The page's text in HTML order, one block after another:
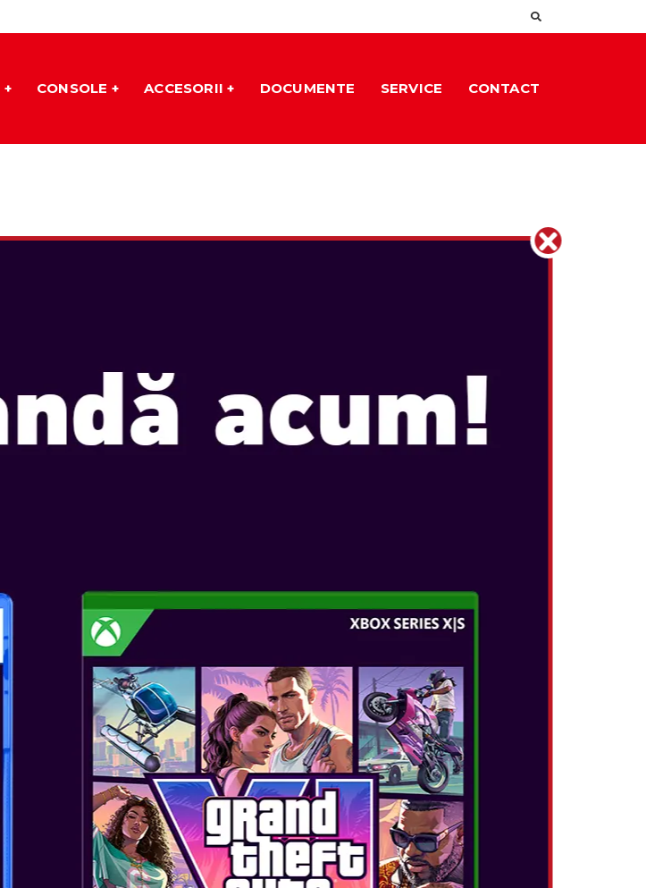
CONSOLE ACCESORII DOCUMENTE SERVICE CONTACT
MARIO PARTY PENTRU O SĂRBĂTOARE
A PESTE 110 MINI-JOCURI!
Pregătește-te pentru cea mai mare petrecere în Super Mario Party Jamboree
pentru Nintendo Switch. Alergați prin locurile de joacă și jucați mini-golf care
detectează mișcarea în această sărbătoare plină de jocuri - peste 110 de
jocuri pentru a fi exact, mai mult decât orice alt joc Mario Party de până
acum!
Cu șapte zone disponibile, puteți înota în Laguna Goomba, puteți căuta stele
în Rainbow Galleria, puteți vizita clasicul Western Land & Mario's Rainbow
Castle din jocurile anterioare și multe altele.
Concurează în Koopathlon, o competiție online de 20 de jucători pentru a